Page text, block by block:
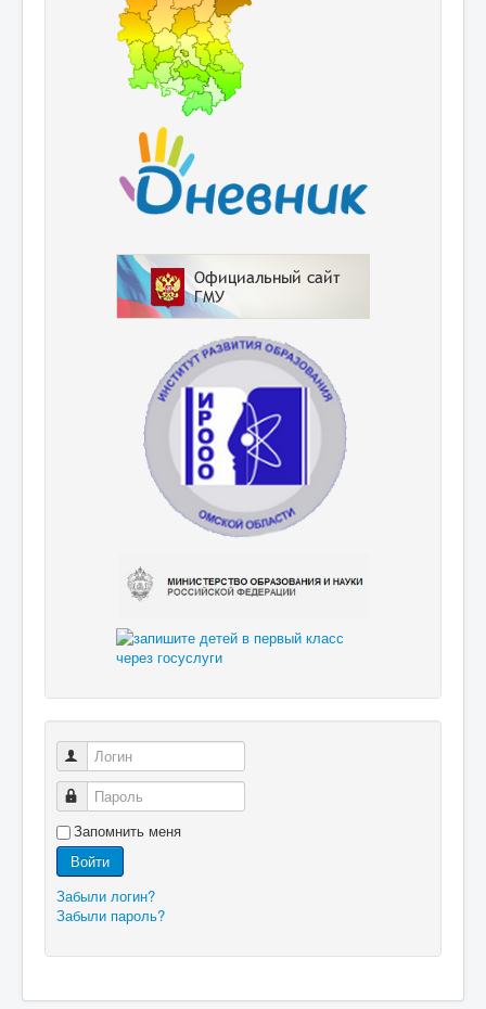
Логин
Пароль
Запомнить меня
Войти
Забыли логин?
Забыли пароль?